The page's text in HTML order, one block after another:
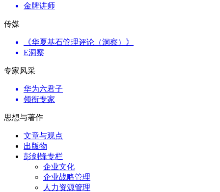
金牌讲师
传媒
《华夏基石管理评论（洞察）》
E洞察
专家风采
华为六君子
领衔专家
思想与著作
文章与观点
出版物
彭剑锋专栏
企业文化
企业战略管理
人力资源管理